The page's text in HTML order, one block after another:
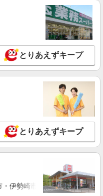
詳細を見る
での看護師
詳細を見る
第3営業部
看護師
円〜 /看護師2250円〜 ※
とりあえずキープ
とりあえずキープ
伊勢崎市・太田市・館林市